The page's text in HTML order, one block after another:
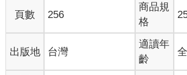
王晨清了清嗓子，喊：「威廉，給我一杯水
他這才記起，魔物管家此時並不在家。
頁數 256
商品規
格
出版地 台灣
適讀年
齡